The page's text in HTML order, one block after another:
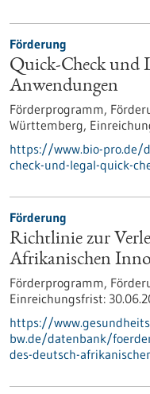
Förderung
Quick-Check und
Anwendungen
Förderprogramm,
Württemberg,
https://www.bio-pro.de/
check-und-legal-quick-
Förderung
Richtlinie zur
Afrikanischen
Förderprogramm,
Einreichungsfrist:
https://
bw.de/datenbank/
des-deutsch-